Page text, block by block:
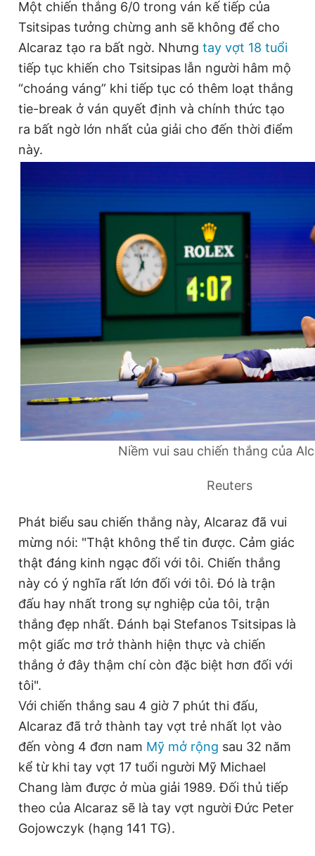
Một chiến thắng 6/0 trong ván kế tiếp của
Tsitsipas tưởng chừng anh sẽ không để cho
Alcaraz tạo ra bất ngờ. Nhưng tay vợt 18 tuổi
tiếp tục khiến cho Tsitsipas lẫn người hâm mộ
“choáng váng” khi tiếp tục có thêm loạt thắng
tie-break ở ván quyết định và chính thức tạo
ra bất ngờ lớn nhất của giải cho đến thời điểm
này.
Niềm vui sau chiến thắng của
Reuters
Phát biểu sau chiến thắng này, Alcaraz đã vui
mừng nói: "Thật không thể tin được. Cảm giác
thật đáng kinh ngạc đối với tôi. Chiến thắng
này có ý nghĩa rất lớn đối với tôi. Đó là trận
đấu hay nhất trong sự nghiệp của tôi, trận
thắng đẹp nhất. Đánh bại Stefanos Tsitsipas là
một giấc mơ trở thành hiện thực và chiến
thắng ở đây thậm chí còn đặc biệt hơn đối với
tôi".
Với chiến thắng sau 4 giờ 7 phút thi đấu,
Alcaraz đã trở thành tay vợt trẻ nhất lọt vào
đến vòng 4 đơn nam Mỹ mở rộng sau 32 năm
kể từ khi tay vợt 17 tuổi người Mỹ Michael
Chang làm được ở mùa giải 1989. Đối thủ tiếp
theo của Alcaraz sẽ là tay vợt người Đức Peter
Gojowczyk (hạng 141 TG).